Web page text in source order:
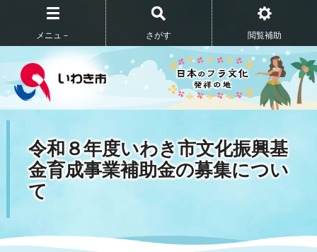
メニュ－ さがす 閲覧補助
令和８年度いわき市文化振興基
金育成事業補助金の募集につい
て